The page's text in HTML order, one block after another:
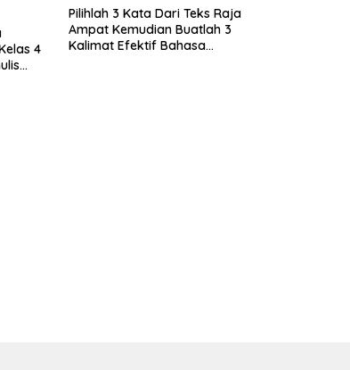
4
Pilihlah 3 Kata Dari Teks Raja
Ampat Kemudian Buatlah 3
Kalimat Efektif Bahasa